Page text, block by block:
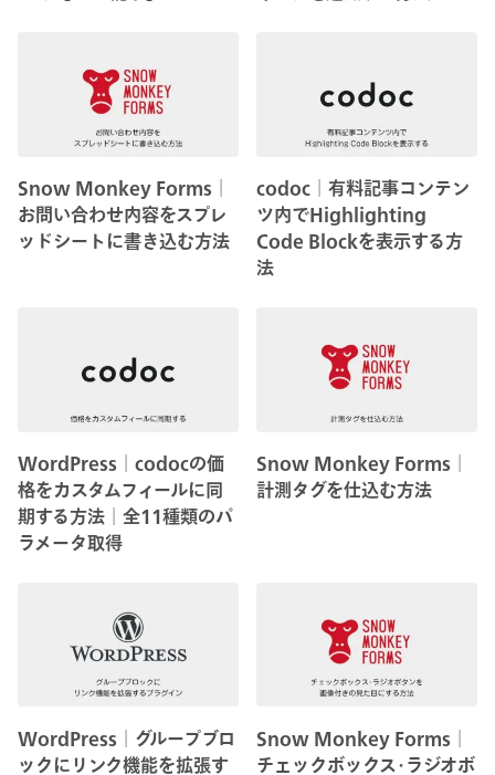
Snow Monkey Forms│
お問い合わせ内容をスプレ
ッドシートに書き込む方法
codoc│有料記事コンテン
ツ内でHighlighting
Code Blockを表示する方
法
WordPress│codocの価
格をカスタムフィールに同
期する方法│全11種類のパ
ラメータ取得
Snow Monkey Forms│
計測タグを仕込む方法
WordPress│グループブロ
ックにリンク機能を拡張す
Snow Monkey Forms│
チェックボックス･ラジオボ